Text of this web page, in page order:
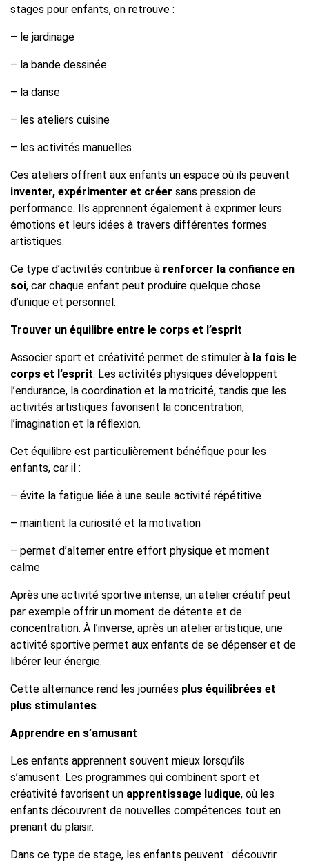
stages pour enfants, on retrouve :
– le jardinage
– la bande dessinée
– la danse
– les ateliers cuisine
– les activités manuelles
Ces ateliers offrent aux enfants un espace où ils peuvent
inventer, expérimenter et créer sans pression de
performance. Ils apprennent également à exprimer leurs
émotions et leurs idées à travers différentes formes
artistiques.
Ce type d’activités contribue à renforcer la confiance en
soi, car chaque enfant peut produire quelque chose
d’unique et personnel.
Trouver un équilibre entre le corps et l’esprit
Associer sport et créativité permet de stimuler à la fois le
corps et l’esprit. Les activités physiques développent
l’endurance, la coordination et la motricité, tandis que les
activités artistiques favorisent la concentration,
l’imagination et la réflexion.
Cet équilibre est particulièrement bénéfique pour les
enfants, car il :
– évite la fatigue liée à une seule activité répétitive
– maintient la curiosité et la motivation
– permet d’alterner entre effort physique et moment
calme
Après une activité sportive intense, un atelier créatif peut
par exemple offrir un moment de détente et de
concentration. À l’inverse, après un atelier artistique, une
activité sportive permet aux enfants de se dépenser et de
libérer leur énergie.
Cette alternance rend les journées plus équilibrées et
plus stimulantes.
Apprendre en s’amusant
Les enfants apprennent souvent mieux lorsqu’ils
s’amusent. Les programmes qui combinent sport et
créativité favorisent un apprentissage ludique, où les
enfants découvrent de nouvelles compétences tout en
prenant du plaisir.
Dans ce type de stage, les enfants peuvent : découvrir